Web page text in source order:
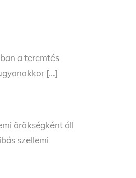
a teremtés
[…]
örökségként áll
szellemi